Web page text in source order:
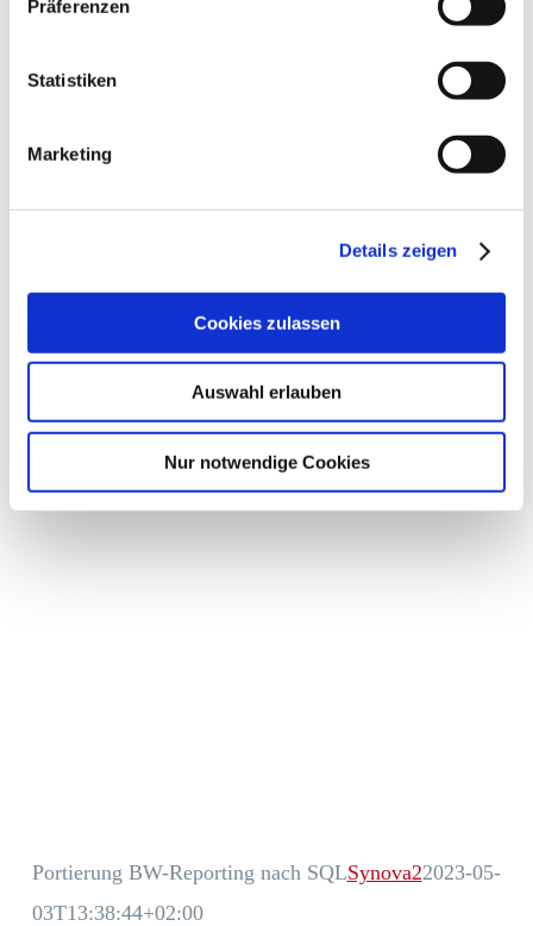
Präferenzen
Statistiken
Marketing
Details zeigen
Cookies zulassen
Auswahl erlauben
Nur notwendige Cookies
2023-05-
Portierung BW-Reporting nach SQLSynova22023-05-
03T13:38:44+02:00